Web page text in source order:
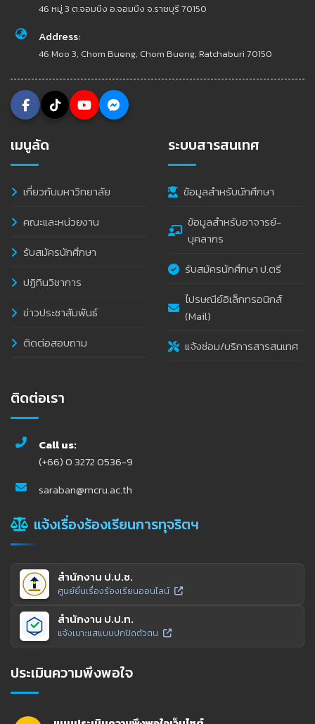
46 หมู่ 3 ต.จอมบึง อ.จอมบึง จ.ราชบุรี 70150
Address:
46 Moo 3, Chom Bueng, Chom Bueng, Ratchaburi 70150
เมนูลัด
เกี่ยวกับมหาวิทยาลัย
คณะและหน่วยงาน
รับสมัครนักศึกษา
ปฏิทินวิชาการ
ข่าวประชาสัมพันธ์
ติดต่อสอบถาม
ระบบสารสนเทศ
ข้อมูลสำหรับนักศึกษา
ข้อมูลสำหรับอาจารย์-
บุคลากร
รับสมัครนักศึกษา ป.ตรี
ไปรษณีย์อิเล็กทรอนิกส์
(Mail)
แจ้งซ่อม/บริการสารสนเทศ
ติดต่อเรา
Call us:
(+66) 0 3272 0536-9
saraban@mcru.ac.th
แจ้งเรื่องร้องเรียนการทุจริตฯ
สำนักงาน ป.ป.ช.
ศูนย์ยื่นเรื่องร้องเรียนออนไลน์
สำนักงาน ป.ป.ท.
แจ้งเบาะแสแบบปกปิดตัวตน
ประเมินความพึงพอใจ